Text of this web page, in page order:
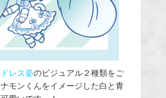
レス姿のビジュアル２種類をご
モンくんをイメージした白と青